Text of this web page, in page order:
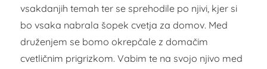
vsakdanjih temah ter se sprehodile po njivi, kjer si
bo vsaka nabrala šopek cvetja za domov. Med
druženjem se bomo okrepčale z domačim
cvetličnim prigrizkom. Vabim te na svojo njivo med